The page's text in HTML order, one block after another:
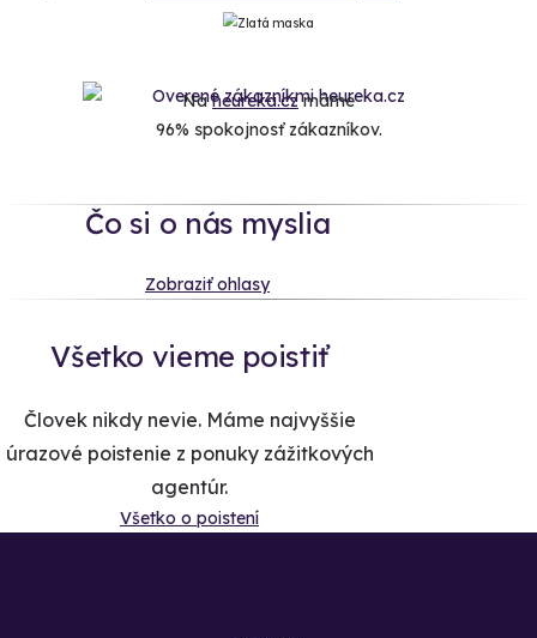
Naheureka.czmáme
96% spokojnosť zákazníkov.
Čo si o nás myslia
Zobraziť ohlasy
Všetko vieme poistiť
Človek nikdy nevie. Máme najvyššie
úrazové poistenie z ponuky zážitkových
agentúr.
Všetko o poistení